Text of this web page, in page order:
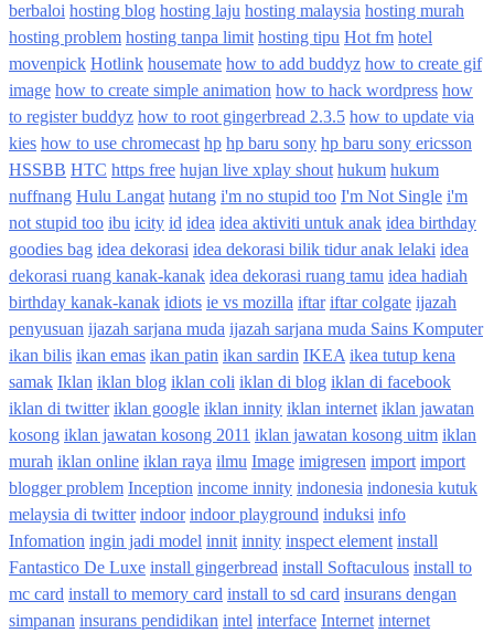
berbaloi hosting blog hosting laju hosting malaysia hosting murah
hosting problem hosting tanpa limit hosting tipu Hot fm hotel
movenpick Hotlink housemate how to add buddyz how to create gif
image how to create simple animation how to hack wordpress how
to register buddyz how to root gingerbread 2.3.5 how to update via
kies how to use chromecast hp hp baru sony hp baru sony ericsson
HSSBB HTC https free hujan live xplay shout hukum hukum
nuffnang Hulu Langat hutang i'm no stupid too I'm Not Single i'm
not stupid too ibu icity id idea idea aktiviti untuk anak idea birthday
goodies bag idea dekorasi idea dekorasi bilik tidur anak lelaki idea
dekorasi ruang kanak-kanak idea dekorasi ruang tamu idea hadiah
birthday kanak-kanak idiots ie vs mozilla iftar iftar colgate ijazah
penyusuan ijazah sarjana muda ijazah sarjana muda Sains Komputer
ikan bilis ikan emas ikan patin ikan sardin IKEA ikea tutup kena
samak Iklan iklan blog iklan coli iklan di blog iklan di facebook
iklan di twitter iklan google iklan innity iklan internet iklan jawatan
kosong iklan jawatan kosong 2011 iklan jawatan kosong uitm iklan
murah iklan online iklan raya ilmu Image imigresen import import
blogger problem Inception income innity indonesia indonesia kutuk
melaysia di twitter indoor indoor playground induksi info
Infomation ingin jadi model innit innity inspect element install
Fantastico De Luxe install gingerbread install Softaculous install to
mc card install to memory card install to sd card insurans dengan
simpanan insurans pendidikan intel interface Internet internet